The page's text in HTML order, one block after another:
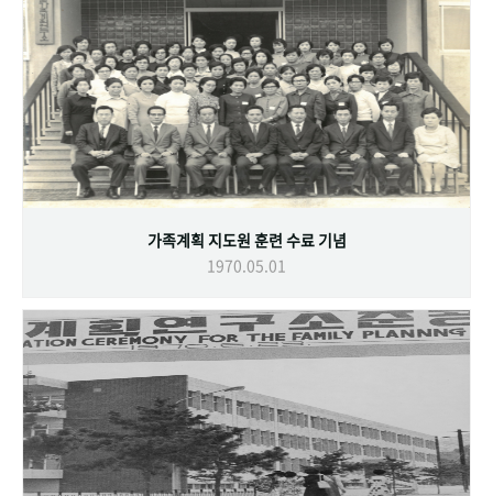
가족계획 지도원 훈련 수료 기념
1970.05.01